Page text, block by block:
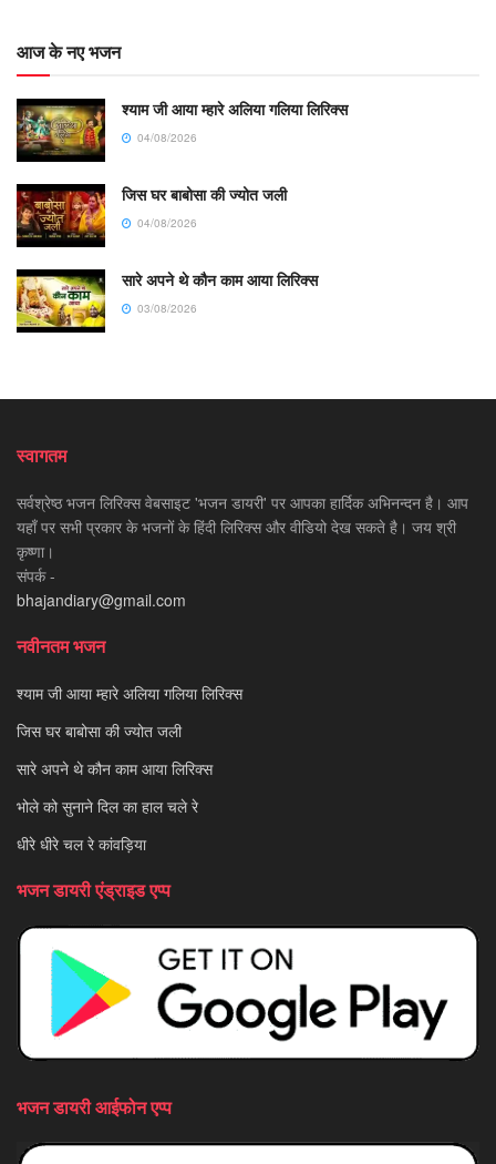
आज के नए भजन
श्याम जी आया म्हारे अलिया गलिया लिरिक्स
04/08/2026
जिस घर बाबोसा की ज्योत जली
04/08/2026
सारे अपने थे कौन काम आया लिरिक्स
03/08/2026
स्वागतम
सर्वश्रेष्ठ भजन लिरिक्स वेबसाइट 'भजन डायरी' पर आपका हार्दिक अभिनन्दन है। आप
यहाँ पर सभी प्रकार के भजनों के हिंदी लिरिक्स और वीडियो देख सकते है। जय श्री
कृष्णा।
संपर्क -
bhajandiary@gmail.com
नवीनतम भजन
श्याम जी आया म्हारे अलिया गलिया लिरिक्स
जिस घर बाबोसा की ज्योत जली
सारे अपने थे कौन काम आया लिरिक्स
भोले को सुनाने दिल का हाल चले रे
धीरे धीरे चल रे कांवड़िया
भजन डायरी एंड्राइड एप्प
भजन डायरी आईफोन एप्प